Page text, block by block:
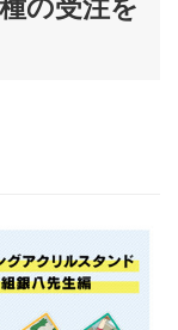
の受注を